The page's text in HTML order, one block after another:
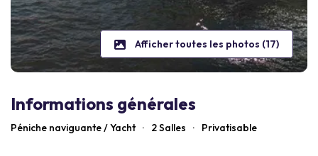
Afficher toutes les photos (17)
Informations générales
Péniche naviguante / Yacht · 2 Salles · Privatisable